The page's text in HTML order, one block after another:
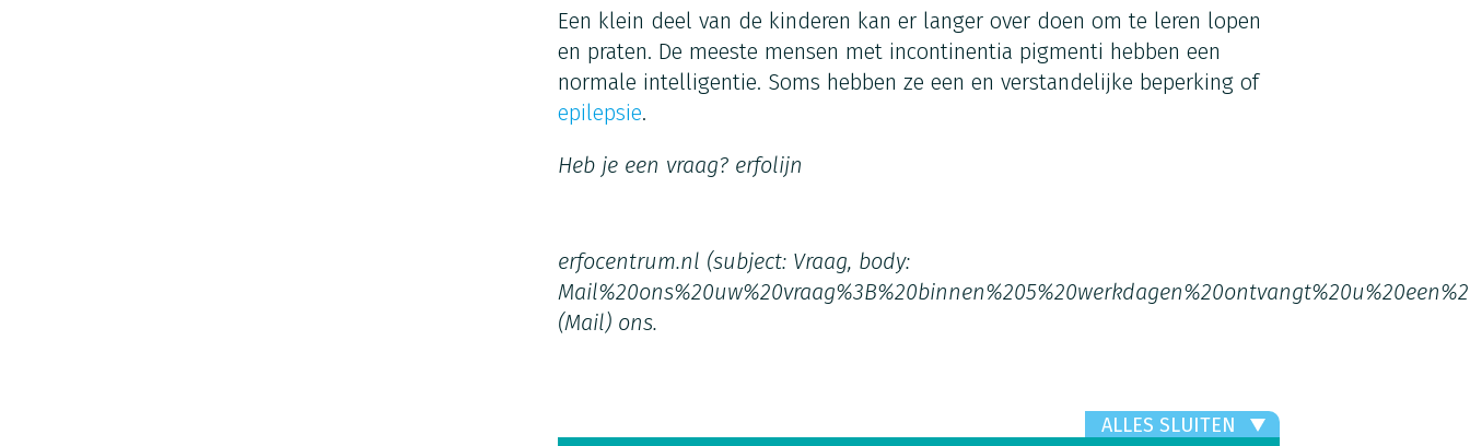
Een klein deel van de kinderen kan er langer over doen om te leren lopen
en praten. De meeste mensen met incontinentia pigmenti hebben een
normale intelligentie. Soms hebben ze een en verstandelijke beperking of
epilepsie.
Heb je een vraag? erfolijn
erfocentrum.nl (subject: Vraag, body:
(Mail)ons.
ALLES SLUITEN